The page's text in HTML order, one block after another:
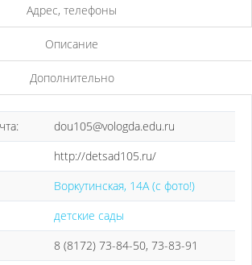
Адрес, телефоны
Описание
Дополнительно
dou105@vologda.edu.ru
http://detsad105.ru/
Воркутинская, 14А (с фото!)
детские сады
8 (8172) 73-84-50, 73-83-91